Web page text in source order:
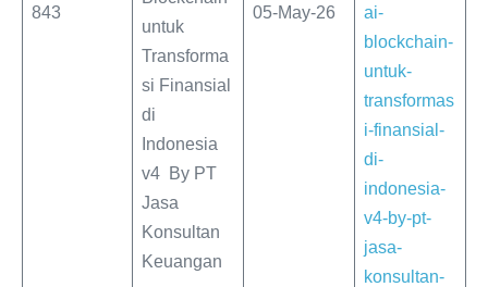
843
untuk
Transforma
si Finansial
di
Indonesia
v4 By PT
Jasa
Konsultan
Keuangan
05-May-26
ai-
blockchain-
untuk-
transformas
i-finansial-
di-
indonesia-
v4-by-pt-
jasa-
konsultan-